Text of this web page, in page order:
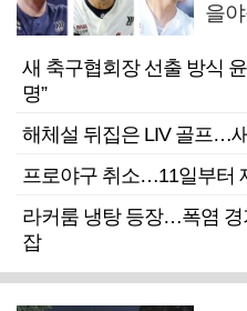
을
새 축구협회장 선출 방식
명”
해체설 뒤집은 LIV 골프…
프로야구 취소…11일부터
라커룸 냉탕 등장…폭염 경
잡